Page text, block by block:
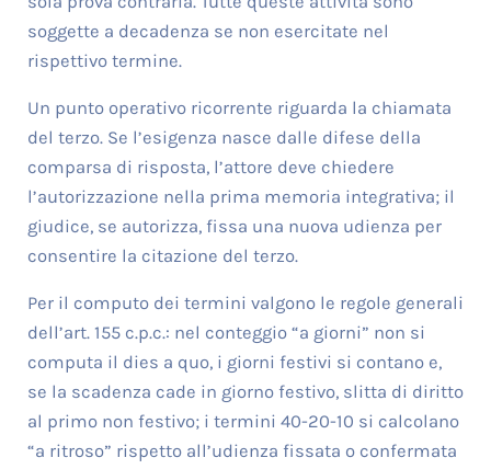
soggette a decadenza se non esercitate nel
rispettivo termine.
Un punto operativo ricorrente riguarda la chiamata
del terzo. Se l’esigenza nasce dalle difese della
comparsa di risposta, l’attore deve chiedere
l’autorizzazione nella prima memoria integrativa; il
giudice, se autorizza, fissa una nuova udienza per
consentire la citazione del terzo.
Per il computo dei termini valgono le regole generali
dell’art. 155 c.p.c.: nel conteggio “a giorni” non si
computa il dies a quo, i giorni festivi si contano e,
se la scadenza cade in giorno festivo, slitta di diritto
al primo non festivo; i termini 40-20-10 si calcolano
“a ritroso” rispetto all’udienza fissata o confermata